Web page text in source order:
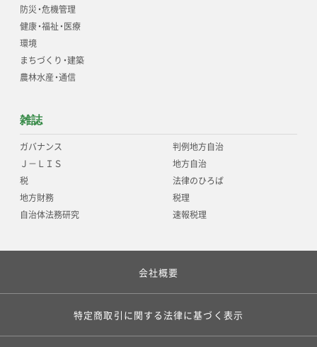
防災・危機管理
健康・福祉・医療
環境
まちづくり・建築
農林水産・通信
雑誌
ガバナンス
Ｊ－ＬＩＳ
税
地方財務
自治体法務研究
判例地方自治
地方自治
法律のひろば
税理
速報税理
会社概要
特定商取引に関する法律に基づく表示